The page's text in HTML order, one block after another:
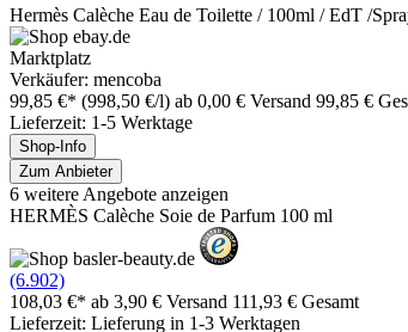
Hermès Calèche Eau de Toilette / 100ml / EdT /
Marktplatz
Verkäufer: mencoba
99,85 €* (998,50 €/l) ab 0,00 € Versand 99,85 €
Lieferzeit: 1-5 Werktage
Shop-Info
Zum Anbieter
6 weitere Angebote anzeigen
HERMÈS Calèche Soie de Parfum 100 ml
(6.902)
108,03 €* ab 3,90 € Versand 111,93 € Gesamt
Lieferzeit: Lieferung in 1-3 Werktagen